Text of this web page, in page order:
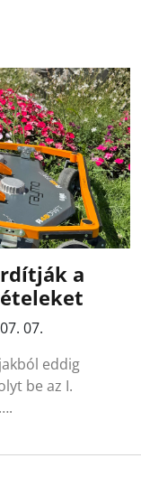
a
07.
eddig
be az I.